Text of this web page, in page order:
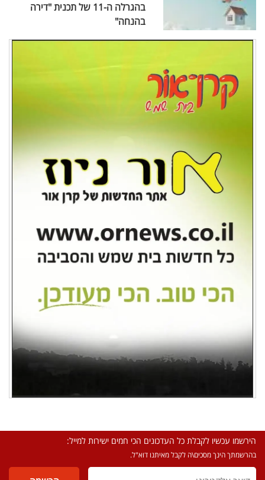
בהגרלה ה-11 של תכנית "דירה
בהנחה"
הירשמו עכשיו לקבלת כל העדכונים הכי חמים ישירות למייל:
בהרשמתך הינך מסכים\ה לקבל מאיתנו דוא"ל.